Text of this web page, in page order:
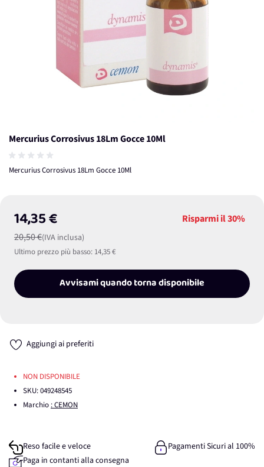
Mercurius Corrosivus 18Lm Gocce 10Ml
Mercurius Corrosivus 18Lm Gocce 10Ml
14,35 €
20,50 €(IVA inclusa)
Risparmi il30%
Ultimo prezzo più basso: 14,35 €
Avvisami quando torna disponibile
Aggiungi ai preferiti
NON DISPONIBILE
SKU:049248545
Marchio : CEMON
Reso facile e veloce
Pagamenti Sicuri al 100%
Paga in contanti alla consegna